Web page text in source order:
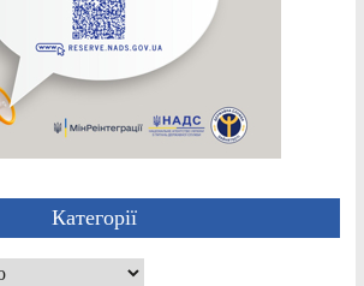
Категорії